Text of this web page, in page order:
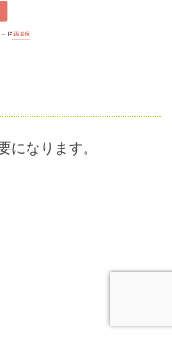
になります。